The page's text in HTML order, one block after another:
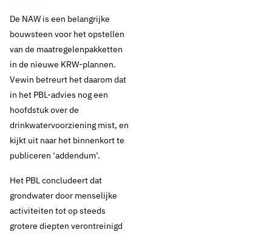
Vewin: Nationale
1 mei 2020 Nieuws
De NAW is een belangrijke
bouwsteen voor het opstellen
van de maatregelenpakketten
in de nieuwe KRW-plannen.
Vewin betreurt het daarom dat
in het PBL-advies nog een
hoofdstuk over de
drinkwatervoorziening mist, en
kijkt uit naar het binnenkort te
publiceren ‘addendum’.
Het PBL concludeert dat
grondwater door menselijke
activiteiten tot op steeds
grotere diepten verontreinigd